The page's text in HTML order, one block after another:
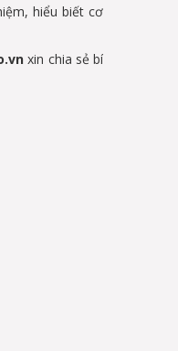
hiểu biết cơ
xin chia sẻ bí